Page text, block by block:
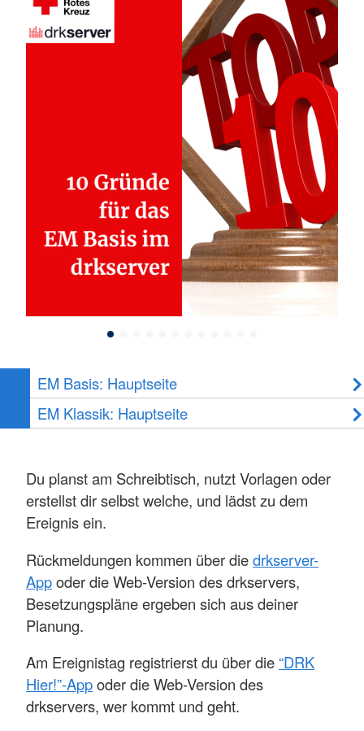
EM Basis: Hauptseite
EM Klassik: Hauptseite
Du planst am Schreibtisch, nutzt Vorlagen oder
erstellst dir selbst welche, und lädst zu dem
Ereignis ein.
Rückmeldungen kommen über diedrkserver-
Appoder die Web-Version des drkservers,
Besetzungspläne ergeben sich aus deiner
Planung.
Am Ereignistag registrierst du über die“DRK
Hier!”-Appoder die Web-Version des
drkservers, wer kommt und geht.